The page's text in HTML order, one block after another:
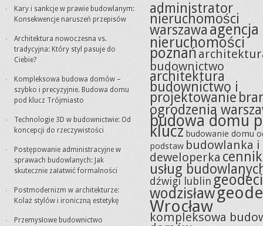
Kary i sankcje w prawie budowlanym:
Konsekwencje naruszeń przepisów
Architektura nowoczesna vs.
tradycyjna: Który styl pasuje do
Ciebie?
Kompleksowa budowa domów –
szybko i precyzyjnie. Budowa domu
pod klucz Trójmiasto
Technologie 3D w budownictwie: Od
koncepcji do rzeczywistości
Postępowanie administracyjne w
sprawach budowlanych: Jak
skutecznie załatwić formalności
Postmodernizm w architekturze:
Kolaż stylów i ironiczną estetykę
Przemysłowe budownictwo
administrator
nieruchomości
warszawaagencja
nieruchomości
poznań
budownictwo
architektura
budownictwo i
projektowanie
ogrodzenia
budowa domu
klucz budowanie domu
podstaw budowlanka i
deweloperka cennik
usług
dźwigi lublingeodeci
wodzisław
Wrocław
kompleksowa